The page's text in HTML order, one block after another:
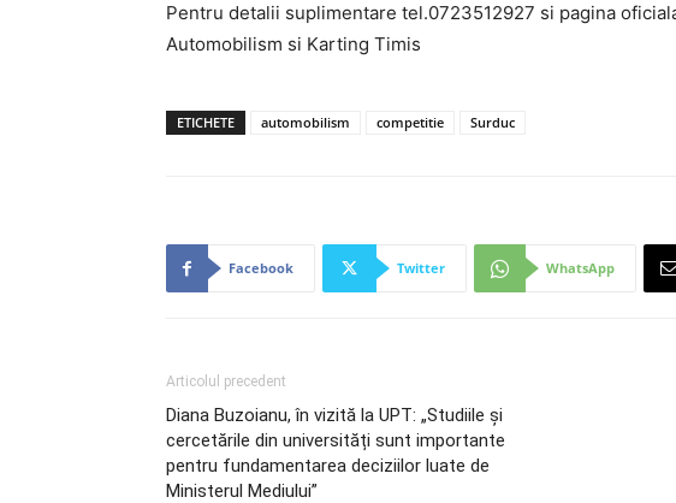
Pentru detalii suplimentare tel.0723512927 si pagina
Automobilism si Karting Timis
ETICHETE automobilism competitie Surduc
Facebook Twitter WhatsApp
Articolul precedent
Diana Buzoianu, în vizită la UPT: „Studiile și
cercetările din universități sunt importante
pentru fundamentarea deciziilor luate de
Ministerul Mediului”